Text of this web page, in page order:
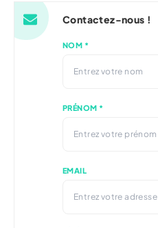
Contactez-nous !
NOM *
PRÉNOM *
EMAIL